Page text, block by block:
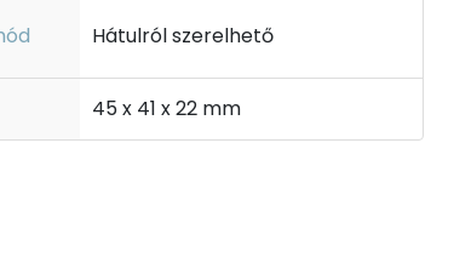
Hátulról szerelhető
45 x 41 x 22 mm